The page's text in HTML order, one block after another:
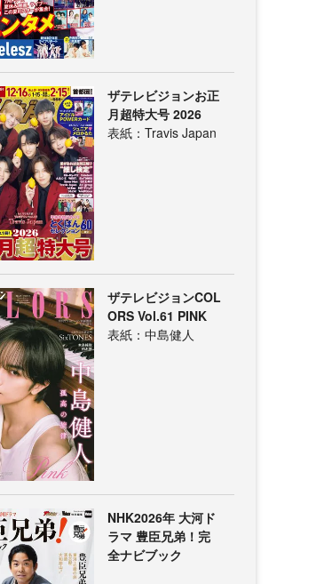
ザテレビジョンお正
月超特大号 2026
表紙：Travis Japan
ザテレビジョンCOL
ORS Vol.61 PINK
表紙：中島健人
NHK2026年 大河ド
ラマ 豊臣兄弟！完
全ナビブック